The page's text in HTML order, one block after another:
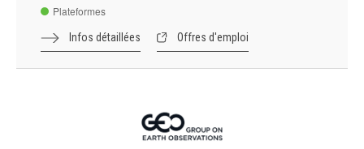
Plateformes
Infos détaillées Offres d'emploi